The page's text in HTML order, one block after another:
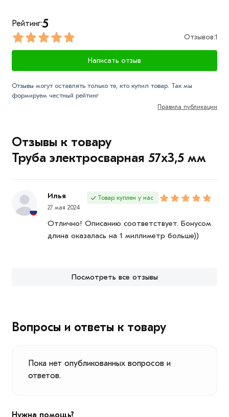
доставки или самовывоза.
Данний товар от производителя сертифицирован,
соответствует всем стандартам качества. Возврат
Отзывы к товару
Труба электросварная 57х3,5 мм
Илья
27 мая 2024
Товар куплен у нас
Отлично! Описанию соответствует. Бонусом
длина оказалась на 1 миллиметр больше))
Посмотреть все отзывы
Рейтинг:5
Отзывов:1
Написать отзыв
Отзывы могут оставлять только те, кто купил товар. Так мы
формируем честный рейтинг
Правила публикации
Вопросы и ответы к товару
Пока нет опубликованных вопросов и
ответов.
Нужна помощь?